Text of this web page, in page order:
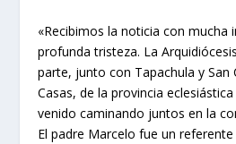
«Recibimos la noticia con mucha
profunda tristeza. La
parte, junto con Tapachula y San
Casas, de la provincia
venido caminando juntos en la
El padre Marcelo fue un